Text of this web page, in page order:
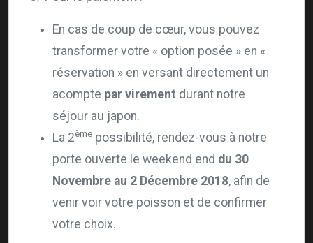
En cas de coup de cœur, vous pouvez
transformer votre « option posée » en «
réservation » en versant directement un
acompte par virement durant notre
séjour au japon.
La 2ème possibilité, rendez-vous à notre
porte ouverte le weekend end du 30
Novembre au 2 Décembre 2018, afin de
venir voir votre poisson et de confirmer
votre choix.